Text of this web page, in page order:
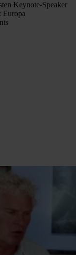
Keynote-Speaker
Europa